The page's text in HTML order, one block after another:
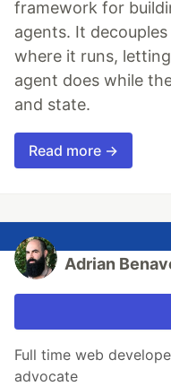
framework for
agents. It
where it runs,
agent does while
and state.
Read more →
Adrian
Full time web
advocate